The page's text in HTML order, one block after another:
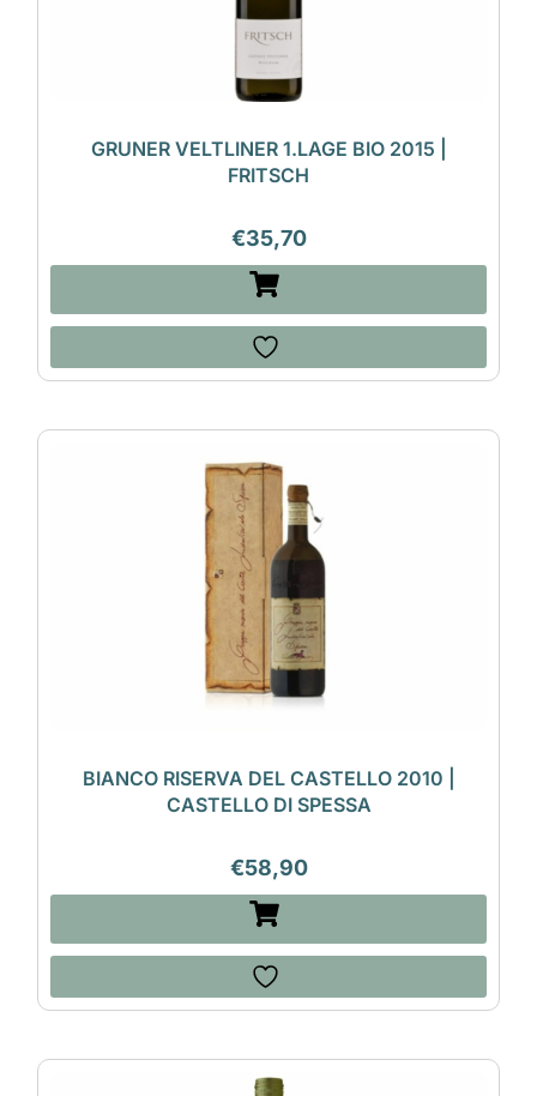
GRUNER VELTLINER 1.LAGE BIO 2015 |
FRITSCH
€35,70
BIANCO RISERVA DEL CASTELLO 2010 |
CASTELLO DI SPESSA
€58,90